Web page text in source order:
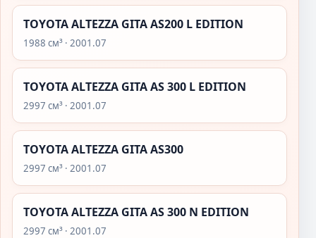
TOYOTA ALTEZZA GITA AS200 L EDITION
1988 см³ · 2001.07
TOYOTA ALTEZZA GITA AS 300 L EDITION
2997 см³ · 2001.07
TOYOTA ALTEZZA GITA AS300
2997 см³ · 2001.07
TOYOTA ALTEZZA GITA AS 300 N EDITION
2997 см³ · 2001.07